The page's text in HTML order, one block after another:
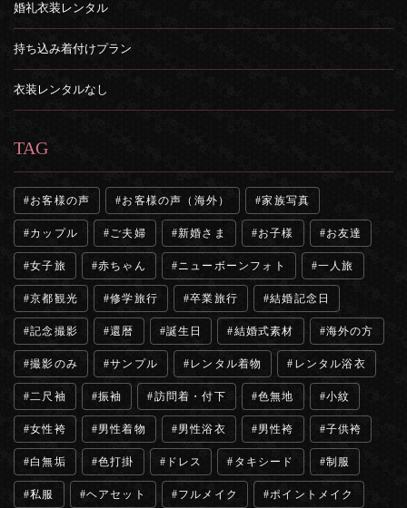
婚礼衣装レンタル
持ち込み着付けプラン
衣装レンタルなし
TAG
お客様の声 お客様の声（海外） 家族写真
カップル ご夫婦 新婚さま お子様 お友達
女子旅 赤ちゃん ニューボーンフォト 一人旅
京都観光 修学旅行 卒業旅行 結婚記念日
記念撮影 還暦 誕生日 結婚式素材 海外の方
撮影のみ サンプル レンタル着物 レンタル浴衣
二尺袖 振袖 訪問着・付下 色無地 小紋
女性袴 男性着物 男性浴衣 男性袴 子供袴
白無垢 色打掛 ドレス タキシード 制服
私服 ヘアセット フルメイク ポイントメイク